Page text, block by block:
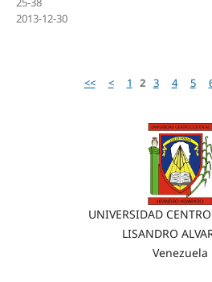
2013-12-30
<<
< 1 2 3 4 5
UNIVERSIDAD
LISANDRO
Venezuela